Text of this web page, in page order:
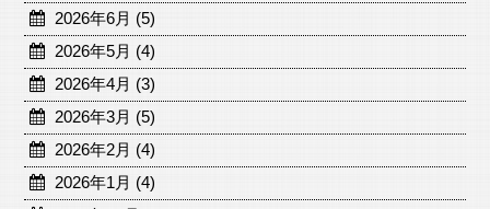
2026年6月 (5)
2026年5月 (4)
2026年4月 (3)
2026年3月 (5)
2026年2月 (4)
2026年1月 (4)